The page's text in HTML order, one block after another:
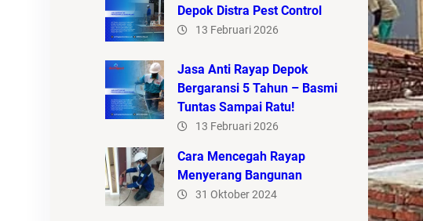
Depok Distra Pest Control
13 Februari 2026
Jasa Anti Rayap Depok
Bergaransi 5 Tahun – Basmi
Tuntas Sampai Ratu!
13 Februari 2026
Cara Mencegah Rayap
Menyerang Bangunan
31 Oktober 2024